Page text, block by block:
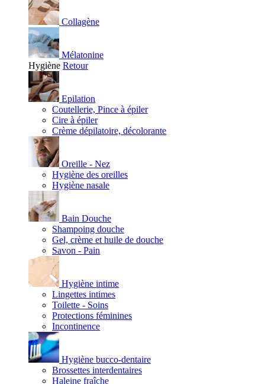
Collagène
Mélatonine
Hygiène Retour
Epilation
Coutellerie, Pince à épiler
Cire à épiler
Crème dépilatoire, décolorante
Oreille - Nez
Hygiène des oreilles
Hygiène nasale
Bain Douche
Shampoing douche
Gel, crème et huile de douche
Savon - Pain
Hygiène intime
Lingettes intimes
Toilette - Soins
Protections féminines
Incontinence
Hygiène bucco-dentaire
Brossettes interdentaires
Haleine fraîche